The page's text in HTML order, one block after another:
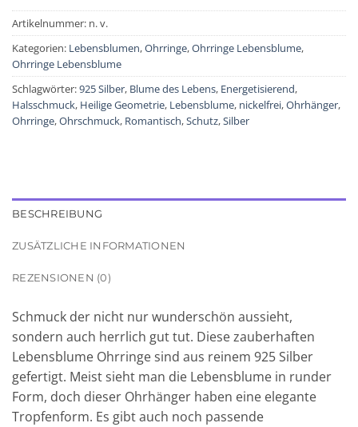
Artikelnummer: n. v.
Kategorien: Lebensblumen,Ohrringe,Ohrringe Lebensblume,
Ohrringe Lebensblume
Schlagwörter:925 Silber, Blume des Lebens, Energetisierend,
Halsschmuck, Heilige Geometrie, Lebensblume, nickelfrei,Ohrhänger,
Ohrringe,Ohrschmuck, Romantisch,Schutz,Silber
BESCHREIBUNG
ZUSÄTZLICHE INFORMATIONEN
REZENSIONEN (0)
Schmuck der nicht nur wunderschön aussieht,
sondern auch herrlich gut tut. Diese zauberhaften
Lebensblume Ohrringe sind aus reinem 925 Silber
gefertigt. Meist sieht man die Lebensblume in runder
Form, doch dieser Ohrhänger haben eine elegante
Tropfenform. Es gibt auch noch passende